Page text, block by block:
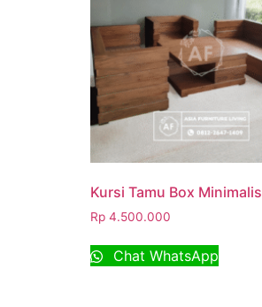
Kursi Tamu Box Minimalis
Rp 4.500.000
Chat WhatsApp